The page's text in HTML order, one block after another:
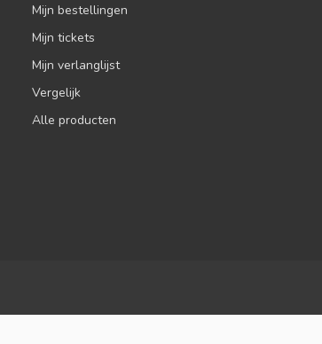
Mijn bestellingen
Mijn tickets
Mijn verlanglijst
Vergelijk
Alle producten